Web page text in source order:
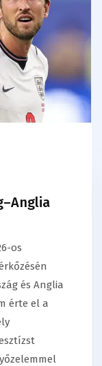
os
és Anglia
érte el a